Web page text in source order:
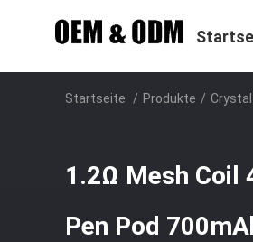
Startseite / Produkte /
1.2Ω Mesh Coil
Pen Pod